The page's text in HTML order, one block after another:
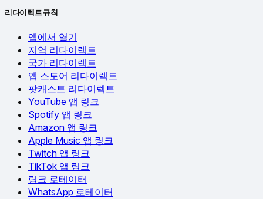
리다이렉트 규칙
앱에서 열기
지역 리다이렉트
국가 리다이렉트
앱 스토어 리다이렉트
팟캐스트 리다이렉트
YouTube 앱 링크
Spotify 앱 링크
Amazon 앱 링크
Apple Music 앱 링크
Twitch 앱 링크
TikTok 앱 링크
링크 로테이터
WhatsApp 로테이터